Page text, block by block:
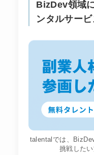
BizDev領域
ンタルサー
talentalでは、
挑戦した